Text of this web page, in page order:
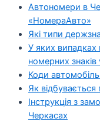
Автономери в
«НомераАвто»
Які типи
У яких випадках
номерних
Коди
Як
Інструкція з
Черкасах